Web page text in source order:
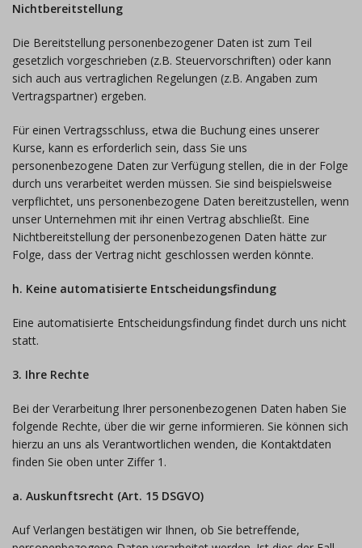
Nichtbereitstellung
Die Bereitstellung personenbezogener Daten ist zum Teil
gesetzlich vorgeschrieben (z.B. Steuervorschriften) oder kann
sich auch aus vertraglichen Regelungen (z.B. Angaben zum
Vertragspartner) ergeben.
Für einen Vertragsschluss, etwa die Buchung eines unserer
Kurse, kann es erforderlich sein, dass Sie uns
personenbezogene Daten zur Verfügung stellen, die in der Folge
durch uns verarbeitet werden müssen. Sie sind beispielsweise
verpflichtet, uns personenbezogene Daten bereitzustellen, wenn
unser Unternehmen mit ihr einen Vertrag abschließt. Eine
Nichtbereitstellung der personenbezogenen Daten hätte zur
Folge, dass der Vertrag nicht geschlossen werden könnte.
h. Keine automatisierte Entscheidungsfindung
Eine automatisierte Entscheidungsfindung findet durch uns nicht
statt.
3. Ihre Rechte
Bei der Verarbeitung Ihrer personenbezogenen Daten haben Sie
folgende Rechte, über die wir gerne informieren. Sie können sich
hierzu an uns als Verantwortlichen wenden, die Kontaktdaten
finden Sie oben unter Ziffer 1.
a. Auskunftsrecht (Art. 15 DSGVO)
Auf Verlangen bestätigen wir Ihnen, ob Sie betreffende,